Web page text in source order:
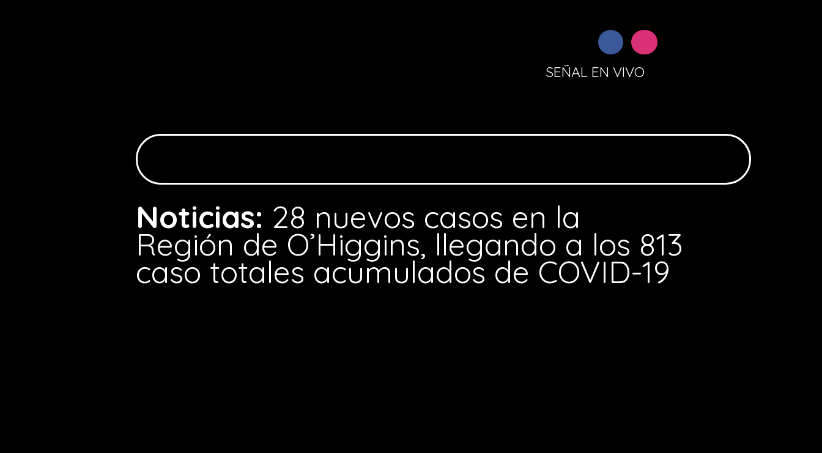
SEÑAL EN VIVO
Noticias: 28 nuevos casos en la
Región de O’Higgins, llegando a los 813
caso totales acumulados de COVID-19